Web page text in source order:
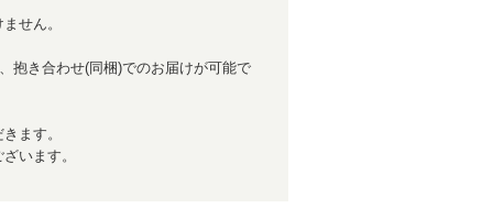
せん。
抱き合わせ(同梱)でのお届けが可能で
ます。
います。